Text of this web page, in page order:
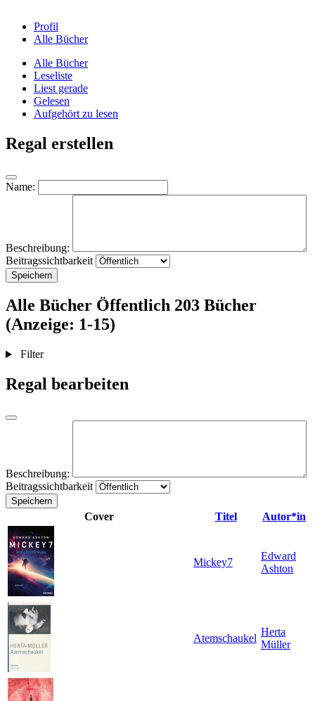
Profil
Alle Bücher
Alle Bücher
Leseliste
Liest gerade
Gelesen
Aufgehört zu lesen
Regal erstellen
Name:
Beschreibung:
Beitragssichtbarkeit
Speichern
Alle Bücher Öffentlich 203 Bücher
(Anzeige: 1-15)
Filter
Regal bearbeiten
Beschreibung:
Beitragssichtbarkeit
Speichern
Cover Titel Autor*in
Mickey7
Edward
Ashton
Atemschaukel
Herta
Müller